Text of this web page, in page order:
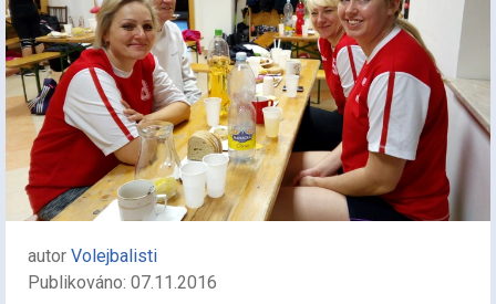
autor Volejbalisti
Publikováno: 07.11.2016